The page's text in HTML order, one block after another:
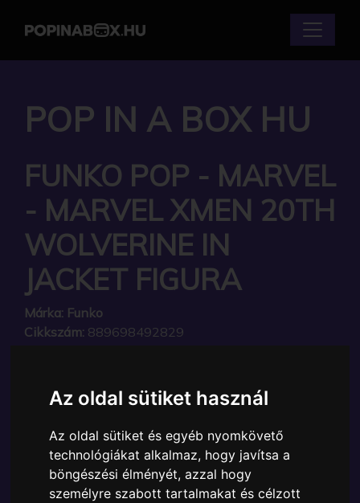
Az oldal sütiket használ
Az oldal sütiket és egyéb nyomkövető
technológiákat alkalmaz, hogy javítsa a
böngészési élményét, azzal hogy
személyre szabott tartalmakat és célzott
POP IN A BOX HU
FUNKO POP - MARVEL
- MARVEL XMEN 20TH
WOLVERINE IN
JACKET FIGURA
Márka: Funko
Cikkszám: 889698492829
A Funko POP - Marvel egyik népszerű terméke a
In Jacket figura, amely ablakos csomagolásban azaz
- POP In a Box - várja új gazdáját.
A termék sajnos nem elérhető, nézd meg